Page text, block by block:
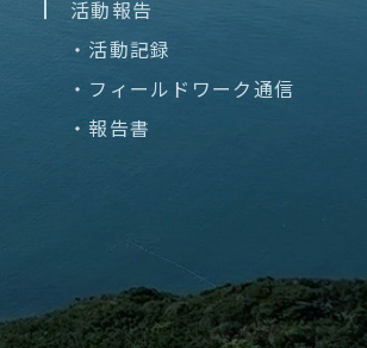
活動報告
・活動記録
・フィールドワーク通信
・報告書